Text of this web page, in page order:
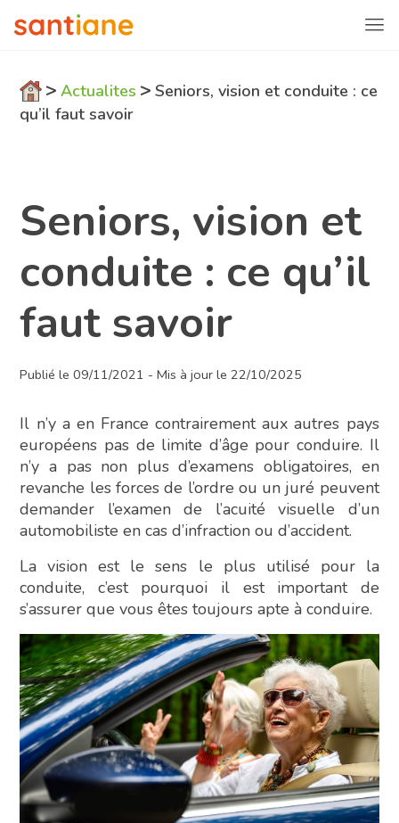
> Actualites > Seniors, vision et conduite : ce
qu’il faut savoir
Seniors, vision et
conduite : ce qu’il
faut savoir
Publié le 09/11/2021 - Mis à jour le 22/10/2025
Il n’y a en France contrairement aux autres pays
européens pas de limite d’âge pour conduire. Il
n’y a pas non plus d’examens obligatoires, en
revanche les forces de l’ordre ou un juré peuvent
demander l’examen de l’acuité visuelle d’un
automobiliste en cas d’infraction ou d’accident.
La vision est le sens le plus utilisé pour la
conduite, c’est pourquoi il est important de
s’assurer que vous êtes toujours apte à conduire.